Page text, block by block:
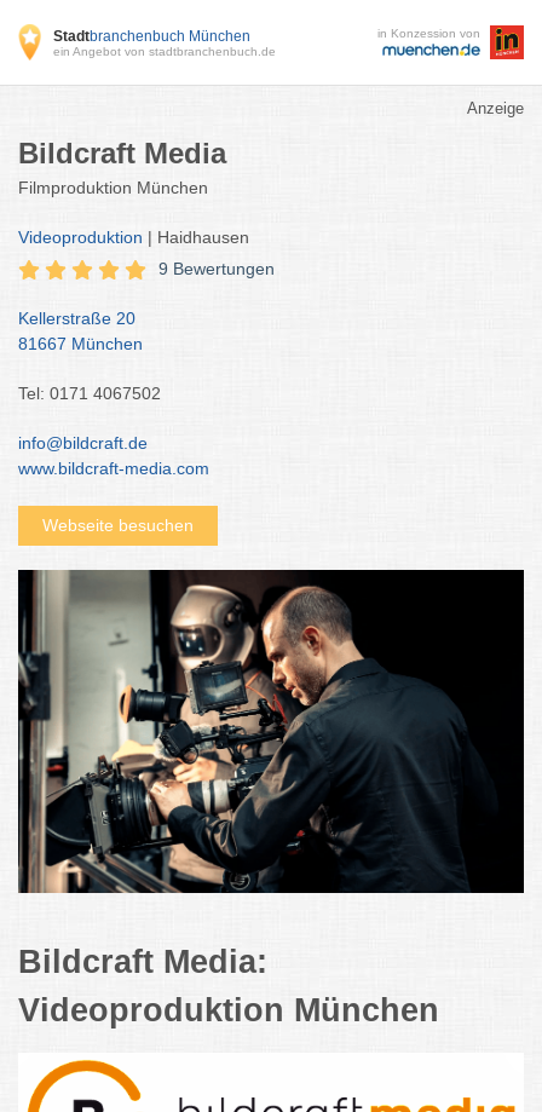
Stadtbranchenbuch München
ein Angebot von stadtbranchenbuch.de
in Konzession von
Anzeige
Bildcraft Media
Filmproduktion München
Videoproduktion | Haidhausen
9 Bewertungen
Kellerstraße 20
81667 München
Tel: 0171 4067502
info@bildcraft.de
www.bildcraft-media.com
Webseite besuchen
Bildcraft Media:
Videoproduktion München